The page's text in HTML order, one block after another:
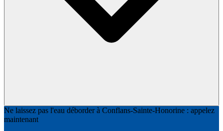
Ne laissez pas l'eau déborder à Conflans-Sainte-Honorine : appelez
maintenant